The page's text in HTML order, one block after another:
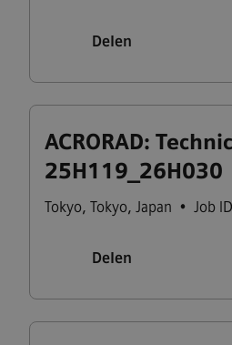
Delen
ACRORAD:
25H119_26H030
Tokyo, Tokyo, Japan • Job
Delen